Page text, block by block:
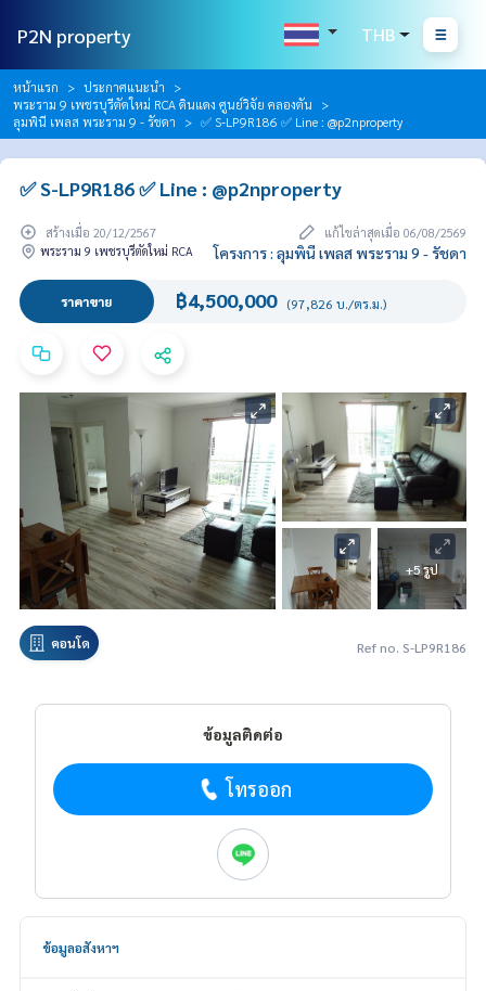
P2N property THB
หน้าแรก
ประกาศแนะนำ
พระราม 9 เพชรบุรีตัดใหม่ RCA ดินแดง ศูนย์วิจัย คลองตัน
ลุมพินี เพลส พระราม 9 - รัชดา
✅ S-LP9R186 ✅ Line : @p2nproperty
✅ S-LP9R186 ✅ Line : @p2nproperty
สร้างเมื่อ 20/12/2567
แก้ไขล่าสุดเมื่อ 06/08/2569
พระราม 9 เพชรบุรีตัดใหม่ RCA
โครงการ : ลุมพินี เพลส พระราม 9 - รัชดา
ราคาขาย ฿4,500,000 (97,826 บ./ตร.ม.)
+5 รูป
คอนโด Ref no. S-LP9R186
ข้อมูลติดต่อ
โทรออก
ข้อมูลอสังหาฯ